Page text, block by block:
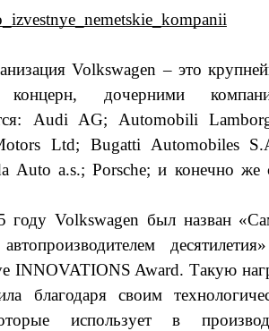
Volkswagen – это
концерн, дочерними
Audi AG; Automobili
Ltd; Bugatti Automobiles
Auto a.s.; Porsche; и конечно же
был назван
INNOVATIONS Award. Такую
благодаря своим
использует в